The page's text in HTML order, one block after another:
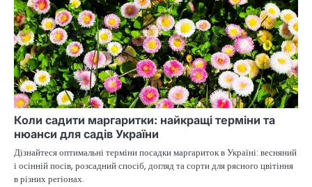
Коли садити маргаритки: найкращі терміни та
нюанси для садів України
Дізнайтеся оптимальні терміни посадки маргариток в Україні: весняний
і осінній посів, розсадний спосіб, догляд та сорти для рясного цвітіння
в різних регіонах.